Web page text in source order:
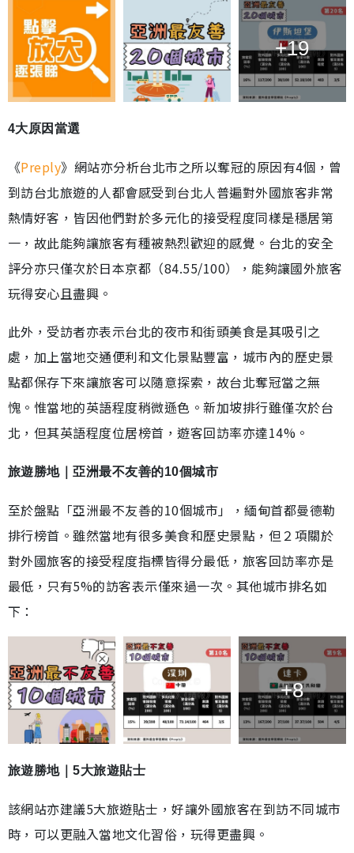
+19
4大原因當選
《Preply》網站亦分析台北市之所以奪冠的原因有4個，曾
到訪台北旅遊的人都會感受到台北人普遍對外國旅客非常
熱情好客，皆因他們對於多元化的接受程度同樣是穩居第
一，故此能夠讓旅客有種被熱烈歡迎的感覺。台北的安全
評分亦只僅次於日本京都（84.55/100），能夠讓國外旅客
玩得安心且盡興。
此外，受訪者亦表示台北的夜市和街頭美食是其吸引之
處，加上當地交通便利和文化景點豐富，城市內的歷史景
點都保存下來讓旅客可以隨意探索，故台北奪冠當之無
愧。惟當地的英語程度稍微遜色。新加坡排行雖僅次於台
北，但其英語程度位居榜首，遊客回訪率亦達14%。
旅遊勝地｜亞洲最不友善的10個城市
至於盤點「亞洲最不友善的10個城市」，緬甸首都曼德勒
排行榜首。雖然當地有很多美食和歷史景點，但２項關於
對外國旅客的接受程度指標皆得分最低，旅客回訪率亦是
最低，只有5%的訪客表示僅來過一次。其他城市排名如
下：
+8
旅遊勝地｜5大旅遊貼士
該網站亦建議5大旅遊貼士，好讓外國旅客在到訪不同城市
時，可以更融入當地文化習俗，玩得更盡興。